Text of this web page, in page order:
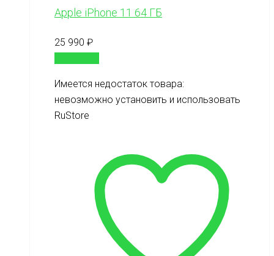
Apple iPhone 11 64 ГБ
25 990 ₽
Имеется недостаток товара:
невозможно установить и использовать
RuStore